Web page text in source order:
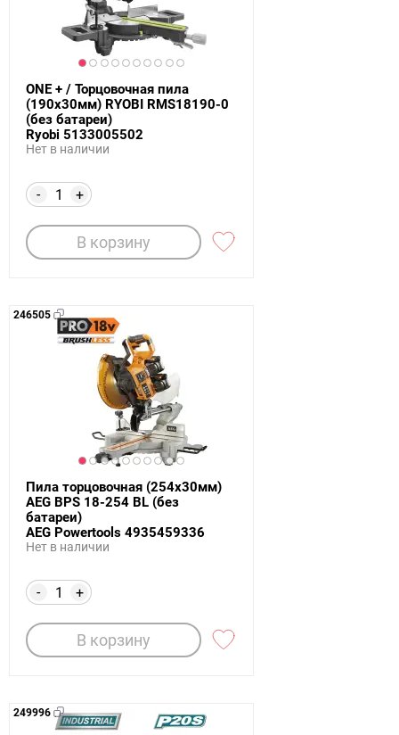
ONE + / Торцовочная пила
(190х30мм) RYOBI RMS18190-0
(без батареи)
Ryobi 5133005502
Нет в наличии
+
-
В корзину
246505
Пила торцовочная (254х30мм)
AEG BPS 18-254 BL (без
батареи)
AEG Powertools 4935459336
Нет в наличии
+
-
В корзину
249996